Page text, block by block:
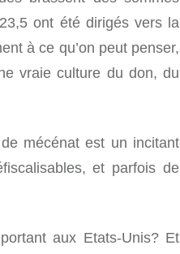
ont été dirigés vers la
à ce qu’on peut penser,
vraie culture du don, du
mécénat est un incitant
et parfois de
aux Etats-Unis? Et